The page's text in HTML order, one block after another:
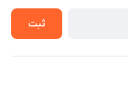
ثبت